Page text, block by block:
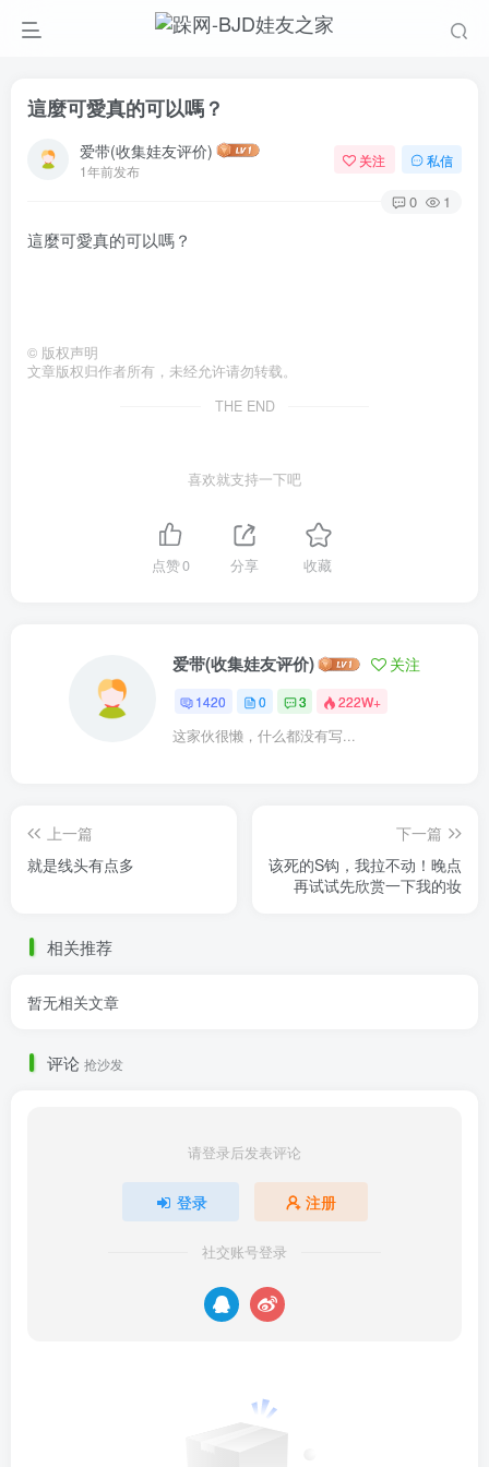
這麼可愛真的可以嗎？
爱带(收集娃友评价)
1年前发布
关注 私信
0 1
這麼可愛真的可以嗎？
© 版权声明
文章版权归作者所有，未经允许请勿转载。
THE END
喜欢就支持一下吧
点赞0 分享 收藏
爱带(收集娃友评价) 关注
1420 0 3 222W+
这家伙很懒，什么都没有写...
上一篇
就是线头有点多
下一篇
该死的S钩，我拉不动！晚点
再试试先欣赏一下我的妆
相关推荐
暂无相关文章
评论 抢沙发
请登录后发表评论
登录 注册
社交账号登录